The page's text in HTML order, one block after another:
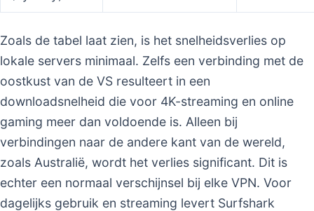
Zoals de tabel laat zien, is het snelheidsverlies op
lokale servers minimaal. Zelfs een verbinding met de
oostkust van de VS resulteert in een
downloadsnelheid die voor 4K-streaming en online
gaming meer dan voldoende is. Alleen bij
verbindingen naar de andere kant van de wereld,
zoals Australië, wordt het verlies significant. Dit is
echter een normaal verschijnsel bij elke VPN. Voor
dagelijks gebruik en streaming levert Surfshark